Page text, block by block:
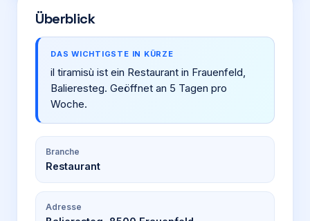
Überblick
DAS WICHTIGSTE IN KÜRZE
il tiramisù ist ein Restaurant in Frauenfeld,
Balieresteg. Geöffnet an 5 Tagen pro
Woche.
Branche
Restaurant
Adresse